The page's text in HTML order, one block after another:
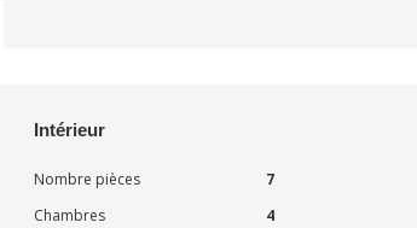
Intérieur
Nombre pièces
7
Chambres
4